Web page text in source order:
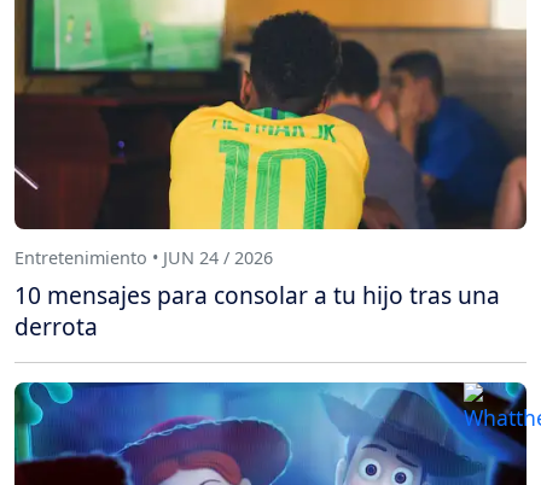
Entretenimiento • JUN 24 / 2026
10 mensajes para consolar a tu hijo tras una
derrota